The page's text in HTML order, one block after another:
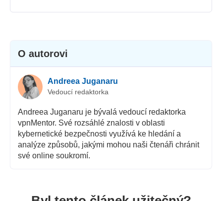
O autorovi
Andreea Juganaru
Vedoucí redaktorka
Andreea Juganaru je bývalá vedoucí redaktorka
vpnMentor. Své rozsáhlé znalosti v oblasti
kybernetické bezpečnosti využívá ke hledání a
analýze způsobů, jakými mohou naši čtenáři chránit
své online soukromí.